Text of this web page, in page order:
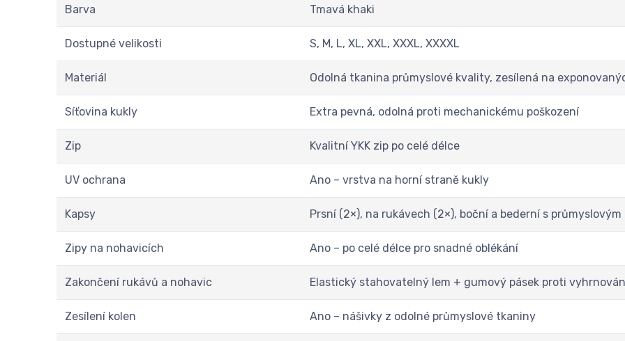
Barva Tmavá khaki
Dostupné velikosti S, M, L, XL, XXL, XXXL, XXXXL
Materiál Odolná tkanina průmyslové kvality, zesílená na
Síťovina kukly Extra pevná, odolná proti mechanickému poškození
Zip Kvalitní YKK zip po celé délce
UV ochrana Ano – vrstva na horní straně kukly
Kapsy Prsní (2×), na rukávech (2×), boční a bederní s průmyslovým
Zipy na nohavicích Ano – po celé délce pro snadné oblékání
Zakončení rukávů a nohavic Elastický stahovatelný lem + gumový pásek proti
Zesílení kolen Ano – nášivky z odolné průmyslové tkaniny